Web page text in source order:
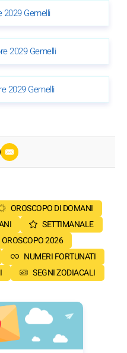
2029 Gemelli
2029 Gemelli
2029 Gemelli
OROSCOPO DI DOMANI
SETTIMANALE
OROSCOPO 2026
NUMERI FORTUNATI
SEGNI ZODIACALI